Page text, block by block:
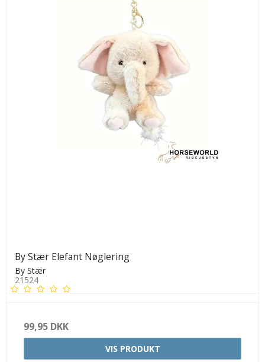
By Stær Elefant Nøglering
By Stær
21524
99,95 DKK
VIS PRODUKT